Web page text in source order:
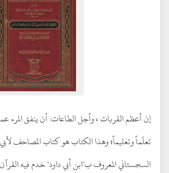
إن أعظم القربات ، وأجل الطاعات: أن ينفق المرء
تعلّماً وتعليماً؛ وهذا الكتاب هو كتاب المصاحف
السجستاني المعروف ب"ابن أبي داود" خدم فيه